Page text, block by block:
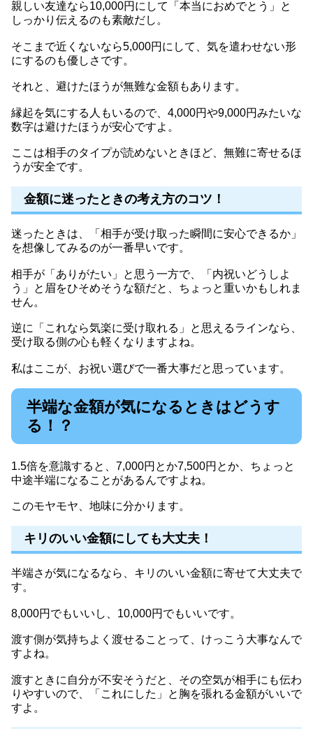
親しい友達なら10,000円にして「本当におめでとう」と
しっかり伝えるのも素敵だし。
そこまで近くないなら5,000円にして、気を遣わせない形
にするのも優しさです。
それと、避けたほうが無難な金額もあります。
縁起を気にする人もいるので、4,000円や9,000円みたいな
数字は避けたほうが安心ですよ。
ここは相手のタイプが読めないときほど、無難に寄せるほ
うが安全です。
金額に迷ったときの考え方のコツ！
迷ったときは、「相手が受け取った瞬間に安心できるか」
を想像してみるのが一番早いです。
相手が「ありがたい」と思う一方で、「内祝いどうしよ
う」と眉をひそめそうな額だと、ちょっと重いかもしれま
せん。
逆に「これなら気楽に受け取れる」と思えるラインなら、
受け取る側の心も軽くなりますよね。
私はここが、お祝い選びで一番大事だと思っています。
半端な金額が気になるときはどうす
る！？
1.5倍を意識すると、7,000円とか7,500円とか、ちょっと
中途半端になることがあるんですよね。
このモヤモヤ、地味に分かります。
キリのいい金額にしても大丈夫！
半端さが気になるなら、キリのいい金額に寄せて大丈夫で
す。
8,000円でもいいし、10,000円でもいいです。
渡す側が気持ちよく渡せることって、けっこう大事なんで
すよね。
渡すときに自分が不安そうだと、その空気が相手にも伝わ
りやすいので、「これにした」と胸を張れる金額がいいで
すよ。